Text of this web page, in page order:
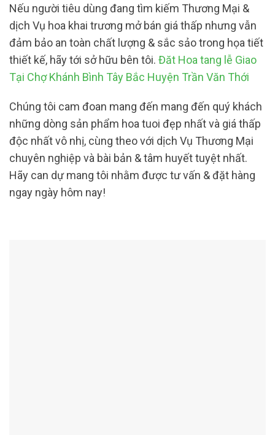
Nếu người tiêu dùng đang tìm kiếm Thương Mại &
dịch Vụ hoa khai trương mở bán giá thấp nhưng vẫn
đảm bảo an toàn chất lượng & sắc sảo trong họa tiết
thiết kế, hãy tới sở hữu bên tôi. Đăt Hoa tang lễ Giao
Tại Chợ Khánh Bình Tây Bắc Huyện Trần Văn Thới
Chúng tôi cam đoan mang đến mang đến quý khách
những dòng sản phẩm hoa tuoi đẹp nhất và giá thấp
độc nhất vô nhị, cùng theo với dịch Vụ Thương Mại
chuyên nghiệp và bài bản & tâm huyết tuyệt nhất.
Hãy can dự mang tôi nhằm được tư vấn & đặt hàng
ngay ngày hôm nay!